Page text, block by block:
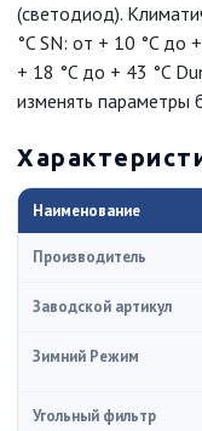
(светодиод).
°C SN: от + 10 °C до
+ 18 °C до + 43 °C
изменять параметры
Наименование
Производитель
Заводской артикул
Зимний Режим
Угольный фильтр